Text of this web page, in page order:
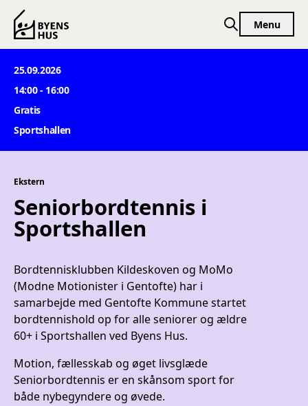
Spring til indhold
Menu
Ekstern
Seniorbordtennis i
Sportshallen
Bordtennisklubben Kildeskoven og MoMo
(Modne Motionister i Gentofte) har i
samarbejde med Gentofte Kommune startet
bordtennishold op for alle seniorer og ældre
60+ i Sportshallen ved Byens Hus.
Motion, fællesskab og øget livsglæde
Seniorbordtennis er en skånsom sport for
både nybegyndere og øvede.
25.09.2026
14:00 - 16:00
Gratis
Sportshallen